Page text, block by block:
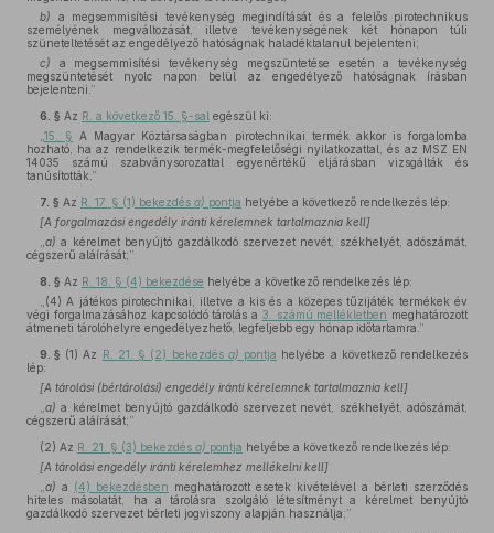
b) a megsemmisítési tevékenység megindítását és a felelős pirotechnikus
személyének megváltozását, illetve tevékenységének két hónapon túli
szüneteltetését az engedélyező hatóságnak haladéktalanul bejelenteni;
c) a megsemmisítési tevékenység megszüntetése esetén a tevékenység
megszüntetését nyolc napon belül az engedélyező hatóságnak írásban
bejelenteni.”
6. § Az R. a következő 15. §-sal egészül ki:
15. § A Magyar Köztársaságban pirotechnikai termék akkor is forgalomba
hozható, ha az rendelkezik termék-megfelelőségi nyilatkozattal, és az MSZ EN
14035 számú szabványsorozattal egyenértékű eljárásban vizsgálták és
tanúsították.”
7. § Az R. 17. § (1) bekezdés a) pontja helyébe a következő rendelkezés lép:
[A forgalmazási engedély iránti kérelemnek tartalmaznia kell]
a) a kérelmet benyújtó gazdálkodó szervezet nevét, székhelyét, adószámát,
cégszerű aláírását;”
8. § Az R. 18. § (4) bekezdése helyébe a következő rendelkezés lép:
„(4) A játékos pirotechnikai, illetve a kis és a közepes tűzijáték termékek év
végi forgalmazásához kapcsolódó tárolás a 3. számú mellékletben meghatározott
átmeneti tárolóhelyre engedélyezhető, legfeljebb egy hónap időtartamra.”
9. § (1) Az R. 21. § (2) bekezdés a) pontja helyébe a következő rendelkezés
lép:
[A tárolási (bértárolási) engedély iránti kérelemnek tartalmaznia kell]
a) a kérelmet benyújtó gazdálkodó szervezet nevét, székhelyét, adószámát,
cégszerű aláírását;”
(2) Az R. 21. § (3) bekezdés a) pontja helyébe a következő rendelkezés lép:
[A tárolási engedély iránti kérelemhez mellékelni kell]
a) a (4) bekezdésben meghatározott esetek kivételével a bérleti szerződés
hiteles másolatát, ha a tárolásra szolgáló létesítményt a kérelmet benyújtó
gazdálkodó szervezet bérleti jogviszony alapján használja;”